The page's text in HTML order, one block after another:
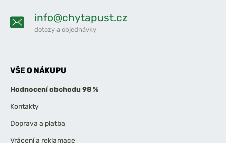
info@chytapust.cz
dotazy a objednávky
VŠE O NÁKUPU
Hodnocení obchodu 98 %
Kontakty
Doprava a platba
Vrácení a reklamace